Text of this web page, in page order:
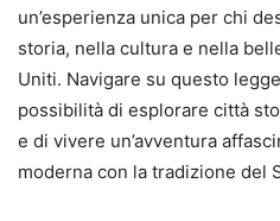
un’esperienza unica per chi
storia, nella cultura e nella
Uniti. Navigare su questo
possibilità di esplorare città
e di vivere un’avventura
moderna con la tradizione del